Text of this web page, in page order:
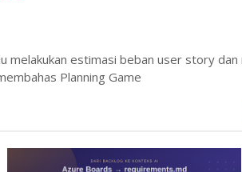
estimasi beban user story dan
Planning Game